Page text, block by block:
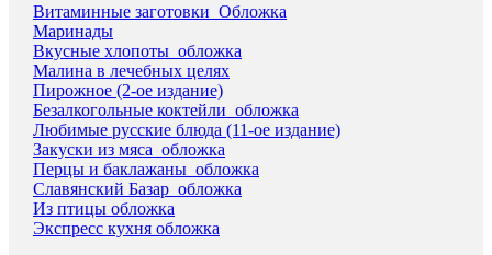
Витаминные заготовки_Обложка
Маринады
Вкусные хлопоты_обложка
Малина в лечебных целях
Пирожное (2-ое издание)
Безалкогольные коктейли_обложка
Любимые русские блюда (11-ое издание)
Закуски из мяса_обложка
Перцы и баклажаны_обложка
Славянский Базар_обложка
Из птицы обложка
Экспресс кухня обложка